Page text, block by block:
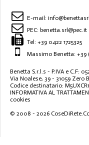
E-mail:
PEC: benetta.srl@pec.it
Tel: +39 0422 1725325
Massimo Benetta: +39
Benetta S.r.l.s - P.IVA e C.F:
Via Noalese, 39 - 31059 Zero
Codice destinatario: M5UXCR1
INFORMATIVA AL
cookies
© 2008 - 2026